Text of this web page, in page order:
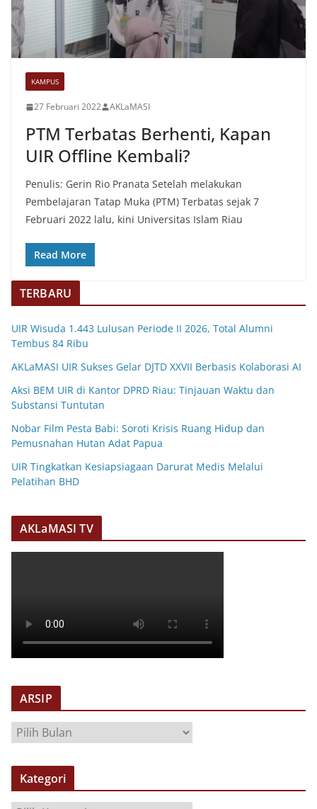
KAMPUS
27 Februari 2022 AKLaMASI
PTM Terbatas Berhenti, Kapan
UIR Offline Kembali?
Penulis: Gerin Rio Pranata Setelah melakukan
Pembelajaran Tatap Muka (PTM) Terbatas sejak 7
Februari 2022 lalu, kini Universitas Islam Riau
Read More
TERBARU
UIR Wisuda 1.443 Lulusan Periode II 2026, Total Alumni
Tembus 84 Ribu
AKLaMASI UIR Sukses Gelar DJTD XXVII Berbasis Kolaborasi AI
Aksi BEM UIR di Kantor DPRD Riau: Tinjauan Waktu dan
Substansi Tuntutan
Nobar Film Pesta Babi: Soroti Krisis Ruang Hidup dan
Pemusnahan Hutan Adat Papua
UIR Tingkatkan Kesiapsiagaan Darurat Medis Melalui
Pelatihan BHD
AKLaMASI TV
ARSIP
S
P
Kategori